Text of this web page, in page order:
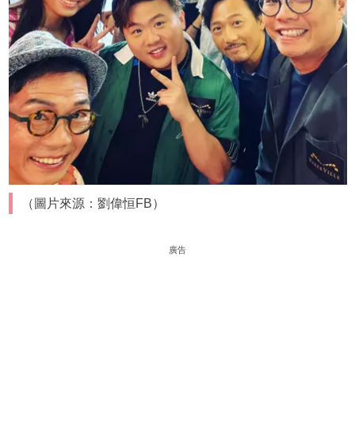
（圖片來源：劉偉恒FB）
廣告